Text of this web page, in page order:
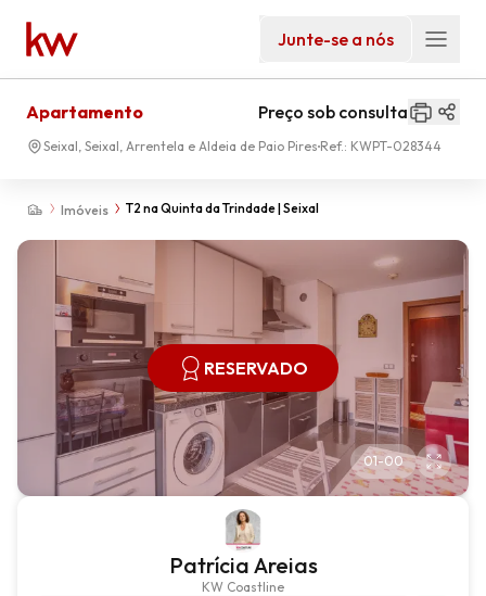
Junte-se a nós
Imóveis T2 na Quinta da Trindade | Seixal
Apartamento Preço sob consulta
Seixal, Seixal, Arrentela e Aldeia de Paio Pires Ref.: KWPT-028344
RESERVADO
01-00
Patrícia Areias
KW Coastline